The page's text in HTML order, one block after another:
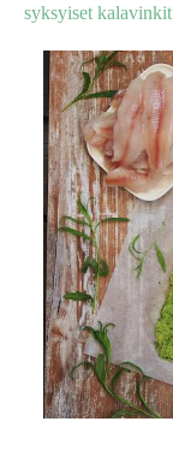
syksyiset kalavinkit